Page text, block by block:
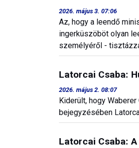
2026. május 3. 07:06
Az, hogy a leendő
ingerküszöböt olyan
személyéről -
Latorcai Csaba:
2026. május 2. 08:07
Kiderült, hogy
bejegyzésében
Latorcai Csaba: